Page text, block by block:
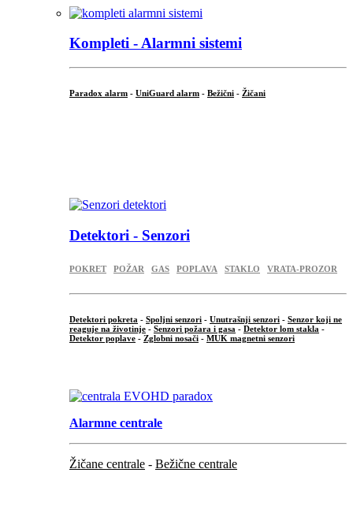
Kompleti - Alarmni sistemi
Paradox alarm - UniGuard alarm - Bežični - Žičani
Detektori - Senzori
POKRET POŽAR GAS POPLAVA STAKLO VRATA-PROZOR
Detektori pokreta - Spoljni senzori - Unutrašnji senzori - Senzor koji ne
reaguje na životinje - Senzori požara i gasa - Detektor lom stakla -
Detektor poplave - Zglobni nosači - MUK magnetni senzori
Alarmne centrale
Žičane centrale - Bežične centrale